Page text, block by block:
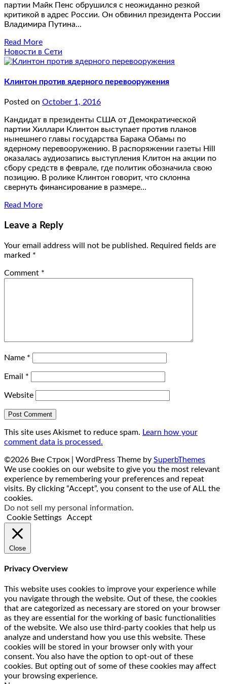
партии Майк Пенс обрушился с неожиданно резкой
критикой в адрес России. Он обвинил президента России
Владимира Путина…
Read More
Новости в Сети
Клинтон против ядерного перевооружения
Posted on October 1, 2016
Кандидат в президенты США от Демократической
партии Хиллари Клинтон выступает против планов
нынешнего главы государства Барака Обамы по
ядерному перевооружению. В распоряжении газеты Hill
оказалась аудиозапись выступления Клитон на акции по
сбору средств в феврале, где политик обозначила свою
позицию. В ролике Клинтон говорит, что склонна
свернуть финансирование в размере…
Read More
Leave a Reply
Your email address will not be published. Required fields are
marked *
Comment *
Name *
Email *
Website
This site uses Akismet to reduce spam. Learn how your
comment data is processed.
©2026 Вне Строк | WordPress Theme by SuperbThemes
We use cookies on our website to give you the most relevant
experience by remembering your preferences and repeat
visits. By clicking “Accept”, you consent to the use of ALL the
cookies.
Do not sell my personal information.
Cookie Settings
Accept
Close
Privacy Overview
This website uses cookies to improve your experience while
you navigate through the website. Out of these, the cookies
that are categorized as necessary are stored on your browser
as they are essential for the working of basic functionalities
of the website. We also use third-party cookies that help us
analyze and understand how you use this website. These
cookies will be stored in your browser only with your
consent. You also have the option to opt-out of these
cookies. But opting out of some of these cookies may affect
your browsing experience.